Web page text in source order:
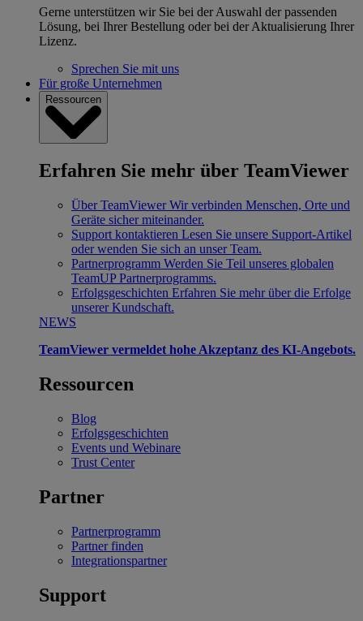
Gerne unterstützen wir Sie bei der Auswahl der passenden
Lösung, bei Ihrer Bestellung oder bei der Aktualisierung Ihrer
Lizenz.
Sprechen Sie mit uns
Für große Unternehmen
Ressourcen
Erfahren Sie mehr über TeamViewer
Über TeamViewer Wir verbinden Menschen, Orte und
Geräte sicher miteinander.
Support kontaktieren Lesen Sie unsere Support-Artikel
oder wenden Sie sich an unser Team.
Partnerprogramm Werden Sie Teil unseres globalen
TeamUP Partnerprogramms.
Erfolgsgeschichten Erfahren Sie mehr über die Erfolge
unserer Kundschaft.
NEWS
TeamViewer vermeldet hohe Akzeptanz des KI-Angebots.
Ressourcen
Blog
Erfolgsgeschichten
Events und Webinare
Trust Center
Partner
Partnerprogramm
Partner finden
Integrationspartner
Support